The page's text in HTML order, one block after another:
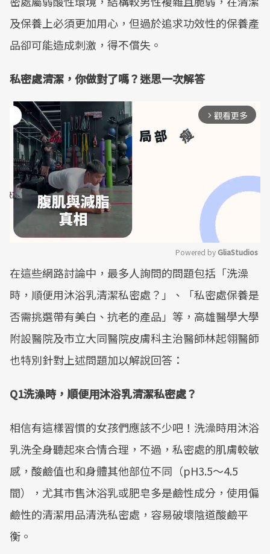
及保養上必須更加用心，但過於追求功效性的保養產
品卻可能造成刺激，得不償失。
私密處清潔，你做對了嗎？迷思一次解答
arrow_forward_ios 觀看更多
Mute
Powered by GliaStudios
在這些網路討論中，最多人詢問的問題包括「洗澡
時，順便用沐浴乳清潔私密處？」、「私密處保養是
否需挑選帶有美白、抗老的產品」等，高雄醫學大學
附設醫院及市立大同醫院皮膚科主治醫師林起翎醫師
也特別針對上述問題加以解說回答：
Q1洗澡時，順便用沐浴乳清潔私密處？
相信有這樣習慣的女孩們應該不少吧！洗澡時用沐浴
乳洗全身聽起來合情合理，不過，私密處的肌膚較敏
感，酸鹼值也和身體其他部位不同（pH3.5～4.5
間），尤其市售沐浴乳或肥皂多是鹼性成分，使用偏
鹼性的清潔用品清洗私密處，容易破壞陰道酸鹼平
衡。